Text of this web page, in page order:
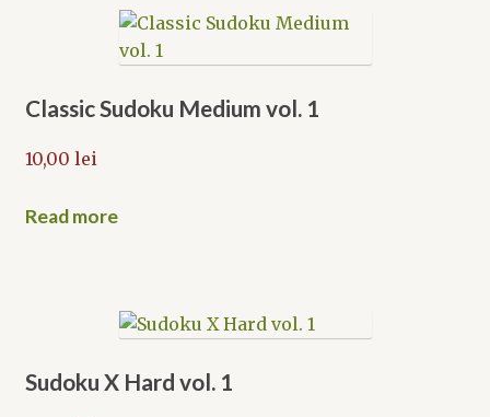
Classic Sudoku Medium vol. 1
10,00 lei
Read more
Sudoku X Hard vol. 1